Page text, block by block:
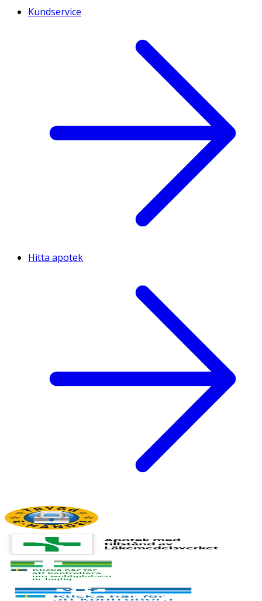
Kundservice
Hitta apotek